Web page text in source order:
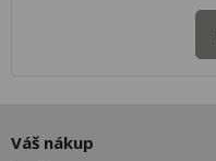
Váš nákup